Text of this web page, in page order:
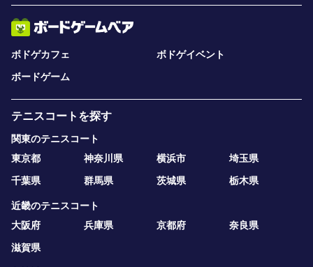
ボドゲカフェ
ボドゲイベント
ボードゲーム
テニスコートを探す
関東のテニスコート
東京都
神奈川県 横浜市
埼玉県
千葉県
群馬県 茨城県 栃木県
近畿のテニスコート
大阪府
兵庫県 京都府
奈良県
滋賀県